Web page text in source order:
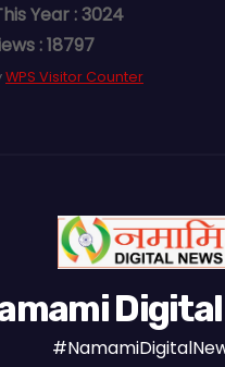
Year : 3024
: 18797
WPS Visitor Counter